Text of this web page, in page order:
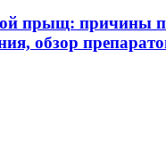
прыщ: причины
обзор